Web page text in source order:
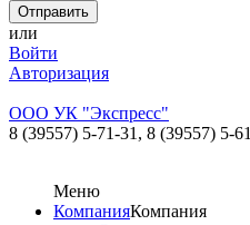
или
Войти
Авторизация
ООО УК "Экспресс"
8 (39557) 5-71-31, 8 (39557) 5-
Меню
КомпанияКомпания